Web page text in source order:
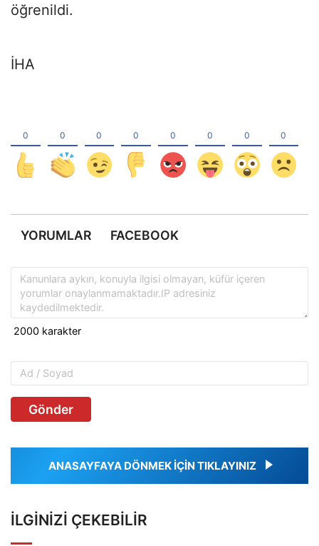
öğrenildi.
İHA
YORUMLAR FACEBOOK
Gönder
ANASAYFAYA DÖNMEK İÇİN TIKLAYINIZ
İLGINIZI ÇEKEBILIR